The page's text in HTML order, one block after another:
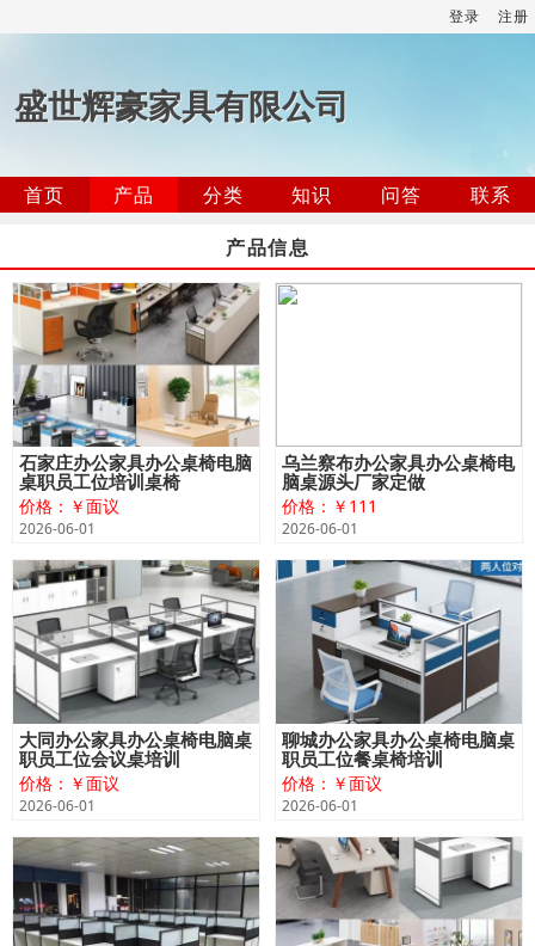
登录 注册
盛世辉豪家具有限公司
首页 产品 分类 知识 问答
联系
产品信息
石家庄办公家具办公桌椅电脑
桌职员工位培训桌椅
价格：￥面议
2026-06-01
乌兰察布办公家具办公桌椅电
脑桌源头厂家定做
价格：￥111
2026-06-01
大同办公家具办公桌椅电脑桌
职员工位会议桌培训
价格：￥面议
2026-06-01
聊城办公家具办公桌椅电脑桌
职员工位餐桌椅培训
价格：￥面议
2026-06-01